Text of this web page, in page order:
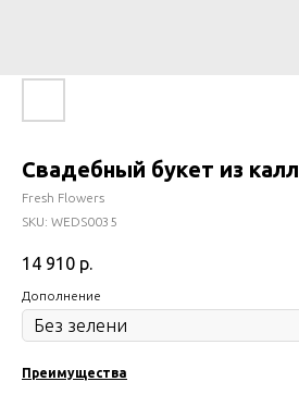
Свадебный букет из калл
Fresh Flowers
SKU: WEDS0035
14 910 р.
Дополнение
Преимущества